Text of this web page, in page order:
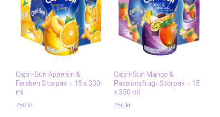
Capri-Sun Appelsin &
Fersken Storpak – 15 x 330
ml
250 kr
Capri-Sun Mango &
Passionsfrugt Storpak – 15
x 330 ml
250 kr